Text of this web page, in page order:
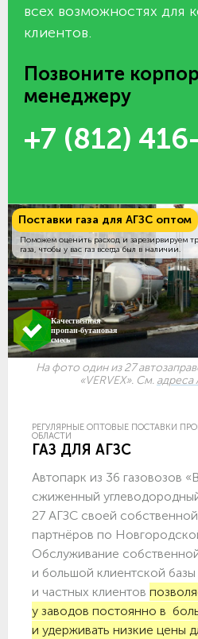
всех возможностях для
клиентов.
Позвоните
менеджеру
+7 (812)
Поставки газа для АГЗС оптом
Поможем оценить расход и зарезирвируем
газа, чтобы у вас газ всегда был в наличии.
Качественная
пропан-бутановая
смесь
На фото один из 27
«VERVEX». См. адреса
РЕГУЛЯРНЫЕ ОПТОВЫЕ ПОСТАВКИ
ОБЛАСТИ
ГАЗ ДЛЯ АГЗС
Автопарк из 36 газовозов
сжиженный
27 АГЗС своей
партнёров по
Обслуживание
и большой клиентской
и частных клиентов
у заводов постоянно в
и удерживать низкие цены